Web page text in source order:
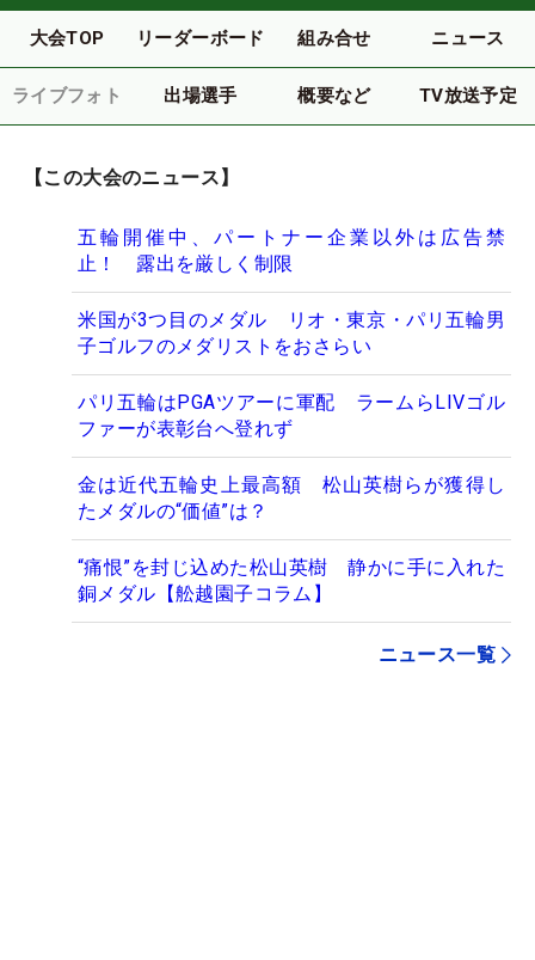
大会TOP リーダーボード 組み合せ ニュース
ライブフォト 出場選手 概要など TV放送予定
【この大会のニュース】
五輪開催中、パートナー企業以外は広告禁
止！ 露出を厳しく制限
米国が3つ目のメダル リオ・東京・パリ五輪男
子ゴルフのメダリストをおさらい
パリ五輪はPGAツアーに軍配 ラームらLIVゴル
ファーが表彰台へ登れず
金は近代五輪史上最高額 松山英樹らが獲得し
たメダルの“価値”は？
“痛恨”を封じ込めた松山英樹 静かに手に入れた
銅メダル【舩越園子コラム】
ニュース一覧